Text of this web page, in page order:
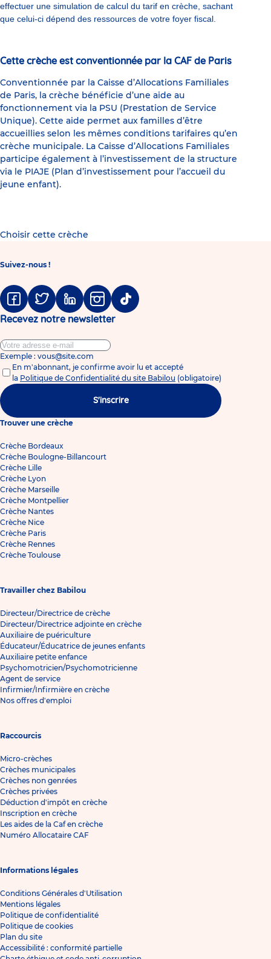
effectuer une simulation de calcul du tarif en crèche, sachant
que celui-ci dépend des ressources de votre foyer fiscal.
Cette crèche est conventionnée par la CAF de Paris
Conventionnée par la Caisse d’Allocations Familiales
de Paris, la crèche bénéficie d’une aide au
fonctionnement via la PSU (Prestation de Service
Unique). Cette aide permet aux familles d’être
accueillies selon les mêmes conditions tarifaires qu’en
crèche municipale. La Caisse d’Allocations Familiales
participe également à l’investissement de la structure
via le PIAJE (Plan d’investissement pour l’accueil du
jeune enfant).
Choisir cette crèche
Suivez-nous !
FacebookTwitter LinkedinInstagramTiktok
Recevez notre newsletter
Exemple : vous@site.com
En m'abonnant, je confirme avoir lu et accepté
la Politique de Confidentialité du site Babilou (obligatoire)
S'inscrire
Trouver une crèche
Crèche Bordeaux
Crèche Boulogne-Billancourt
Crèche Lille
Crèche Lyon
Crèche Marseille
Crèche Montpellier
Crèche Nantes
Crèche Nice
Crèche Paris
Crèche Rennes
Crèche Toulouse
Travailler chez Babilou
Directeur/Directrice de crèche
Directeur/Directrice adjointe en crèche
Auxiliaire de puériculture
Éducateur/Éducatrice de jeunes enfants
Auxiliaire petite enfance
Psychomotricien/Psychomotricienne
Agent de service
Infirmier/Infirmière en crèche
Nos offres d'emploi
Raccourcis
Micro-crèches
Crèches municipales
Crèches non genrées
Crèches privées
Déduction d'impôt en crèche
Inscription en crèche
Les aides de la Caf en crèche
Numéro Allocataire CAF
Informations légales
Conditions Générales d'Utilisation
Mentions légales
Politique de confidentialité
Politique de cookies
Plan du site
Accessibilité : conformité partielle